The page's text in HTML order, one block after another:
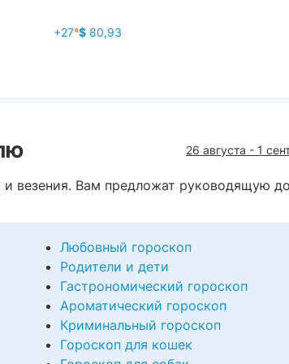
+27°$ 80,93
26 августа - 1
везения. Вам предложат руководящую
Любовный гороскоп
Родители и дети
Гастрономический гороскоп
Ароматический гороскоп
Криминальный гороскоп
Гороскоп для кошек